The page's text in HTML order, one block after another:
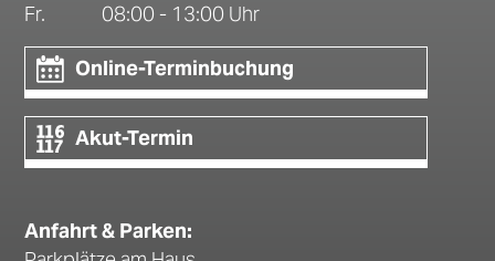
Fr.
08:00 - 13:00 Uhr
Online-Terminbuchung
Akut-Termin
Anfahrt & Parken: